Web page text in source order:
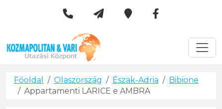
Kozmapolitan & Vári Utazási
Főoldal Olaszország Észak-Adria
Bibione
Appartamenti LARICE e AMBRA